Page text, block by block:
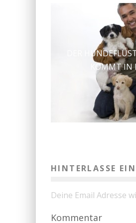
DER
KOMMT IN
HINTERLASSE
Deine Email Adresse
Kommentar